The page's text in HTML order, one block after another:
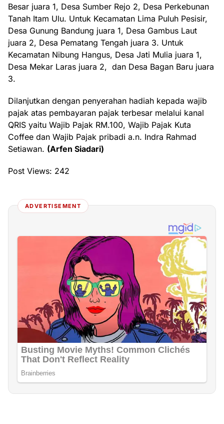
Besar juara 1, Desa Sumber Rejo 2, Desa Perkebunan
Tanah Itam Ulu. Untuk Kecamatan Lima Puluh Pesisir,
Desa Gunung Bandung juara 1, Desa Gambus Laut
juara 2, Desa Pematang Tengah juara 3. Untuk
Kecamatan Nibung Hangus, Desa Jati Mulia juara 1,
Desa Mekar Laras juara 2, dan Desa Bagan Baru juara
3.
Dilanjutkan dengan penyerahan hadiah kepada wajib
pajak atas pembayaran pajak terbesar melalui kanal
QRIS yaitu Wajib Pajak RM.100, Wajib Pajak Kuta
Coffee dan Wajib Pajak pribadi a.n. Indra Rahmad
Setiawan. (Arfen Siadari)
Post Views: 242
ADVERTISEMENT